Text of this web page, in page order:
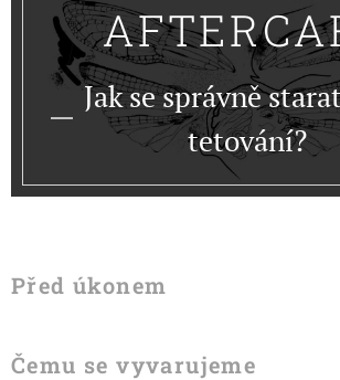
Jak se správně
tetování?
Před úkonem
Čemu se vyvarujeme